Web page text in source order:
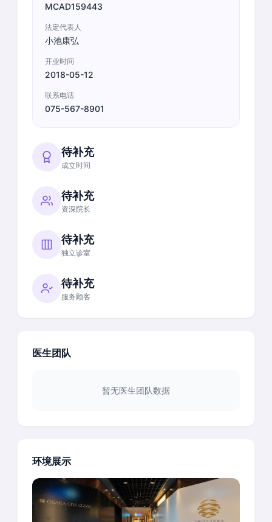
MCAD159443
法定代表人
小池康弘
开业时间
2018-05-12
联系电话
075-567-8901
待补充
成立时间
待补充
资深院长
待补充
独立诊室
待补充
服务顾客
医生团队
暂无医生团队数据
环境展示